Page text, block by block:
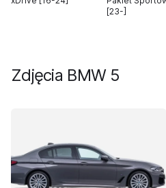
[23-]
Zdjęcia BMW 5